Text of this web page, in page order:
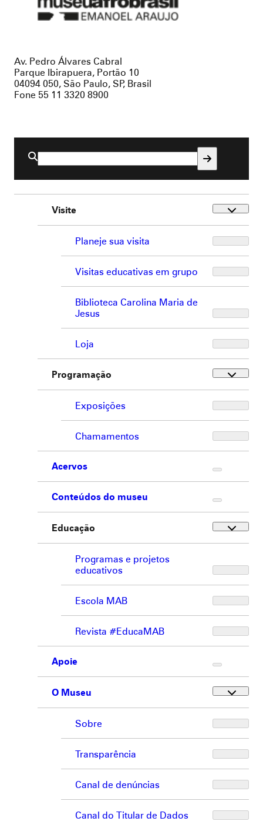
Av. Pedro Álvares Cabral
Parque Ibirapuera, Portão 10
04094 050, São Paulo, SP, Brasil
Fone 55 11 3320 8900
Buscar
por:
Visite
Planeje sua visita
Visitas educativas em grupo
Biblioteca Carolina Maria de
Jesus
Loja
Programação
Exposições
Chamamentos
Acervos
Conteúdos do museu
Educação
Programas e projetos
educativos
Escola MAB
Revista #EducaMAB
Apoie
O Museu
Sobre
Transparência
Canal de denúncias
Canal do Titular de Dados